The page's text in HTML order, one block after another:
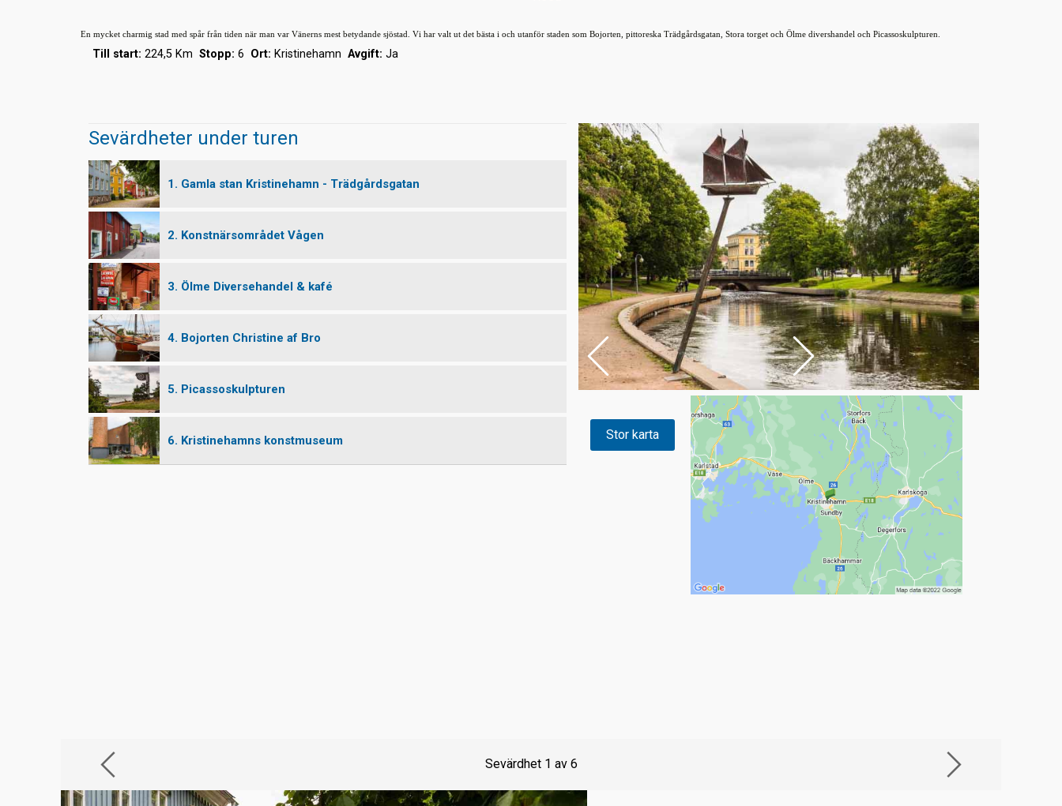
En mycket charmig stad med spår från tiden när man var Vänerns mest betydande sjöstad. Vi har valt ut det bästa i och utanför staden som Bojorten, pittoreska Trädgårdsgatan, Stora torget och Ölme divershandel och Picassoskulpturen.
Till start: 224,5 Km Stopp: 6 Ort: Kristinehamn Avgift: Ja
Sevärdheter under turen
1. Gamla stan Kristinehamn - Trädgårdsgatan
2. Konstnärsområdet Vågen
3. Ölme Diversehandel & kafé
4. Bojorten Christine af Bro
5. Picassoskulpturen
6. Kristinehamns konstmuseum Stor karta
Sevärdhet 1 av 6